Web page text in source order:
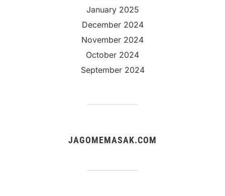
January 2025
December 2024
November 2024
October 2024
September 2024
JAGOMEMASAK.COM